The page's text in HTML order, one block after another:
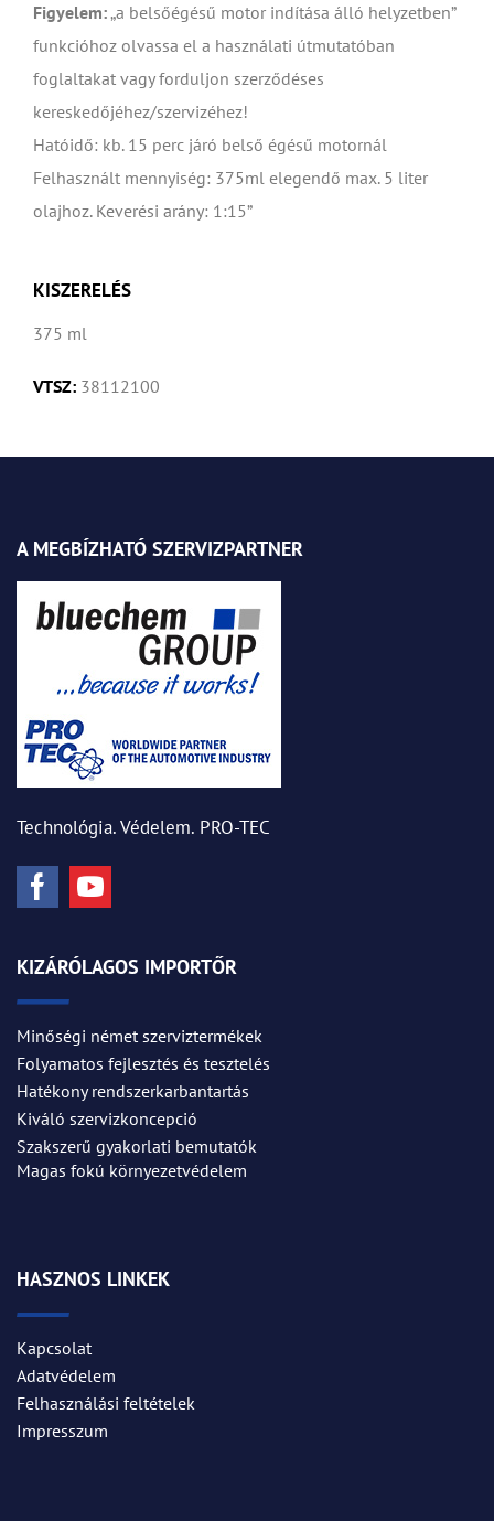
Figyelem:„a belsőégésű motor indítása álló helyzetben”
funkcióhoz olvassa el a használati útmutatóban
foglaltakat vagy forduljon szerződéses
kereskedőjéhez/szervizéhez!
Hatóidő: kb. 15 perc járó belső égésű motornál
Felhasznált mennyiség: 375ml elegendő max. 5 liter
olajhoz. Keverési arány: 1:15”
KISZERELÉS
375 ml
VTSZ: 38112100
A MEGBÍZHATÓ SZERVIZPARTNER
Technológia. Védelem. PRO-TEC
KIZÁRÓLAGOS IMPORTŐR
Minőségi német szerviztermékek
Folyamatos fejlesztés és tesztelés
Hatékony rendszerkarbantartás
Kiváló szervizkoncepció
Szakszerű gyakorlati bemutatók
Magas fokú környezetvédelem
HASZNOS LINKEK
Kapcsolat
Adatvédelem
Felhasználási feltételek
Impresszum